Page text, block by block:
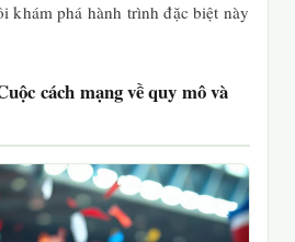
khám phá hành trình đặc biệt này
cách mạng về quy mô và